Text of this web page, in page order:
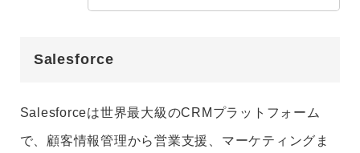
Salesforce
Salesforceは世界最大級のCRMプラットフォーム
で、顧客情報管理から営業支援、マーケティングま